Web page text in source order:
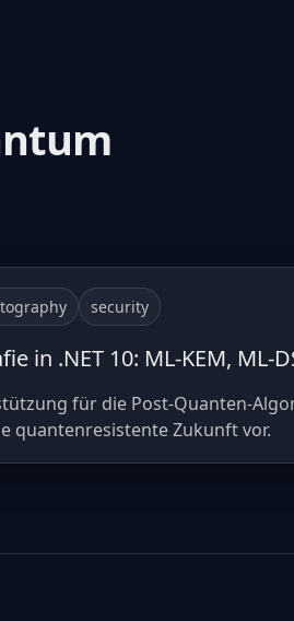
security
in .NET 10: ML-KEM, ML-
für die Post-Quanten-
quantenresistente Zukunft vor.